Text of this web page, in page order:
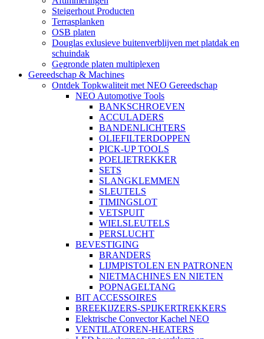
Steigerhout Producten
Terrasplanken
OSB platen
Douglas exlusieve buitenverblijven met platdak en
schuindak
Gegronde platen multiplexen
Gereedschap & Machines
Ontdek Topkwaliteit met NEO Gereedschap
NEO Automotive Tools
BANKSCHROEVEN
ACCULADERS
BANDENLICHTERS
OLIEFILTERDOPPEN
PICK-UP TOOLS
POELIETREKKER
SETS
SLANGKLEMMEN
SLEUTELS
TIMINGSLOT
VETSPUIT
WIELSLEUTELS
PERSLUCHT
BEVESTIGING
BRANDERS
LIJMPISTOLEN EN PATRONEN
NIETMACHINES EN NIETEN
POPNAGELTANG
BIT ACCESSOIRES
BREEKIJZERS-SPIJKERTREKKERS
Elektrische Convector Kachel NEO
VENTILATOREN-HEATERS